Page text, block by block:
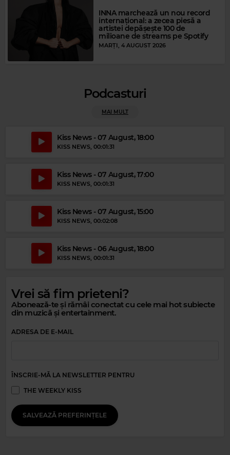
Magic Gold
LITTLE RICHARD GOOD GOLLY MISS MOLLY
Magic Party Mix
INNA marchează un nou record
internațional: a zecea piesă a
artistei depășește 100 de
milioane de streams pe Spotify
MARȚI, 4 AUGUST 2026
Podcasturi
MAI MULT
Kiss News - 07 August, 18:00
KISS NEWS, 00:01:31
Kiss News - 07 August, 17:00
KISS NEWS, 00:01:31
Kiss News - 07 August, 15:00
KISS NEWS, 00:02:08
Kiss News - 06 August, 18:00
KISS NEWS, 00:01:31
Vrei să fim prieteni?
Abonează-te și rămâi conectat cu cele mai hot subiecte
din muzică și entertainment.
ADRESA DE E-MAIL
ÎNSCRIE-MĂ LA NEWSLETTER PENTRU
THE WEEKLY KISS
SALVEAZĂ PREFERINȚELE